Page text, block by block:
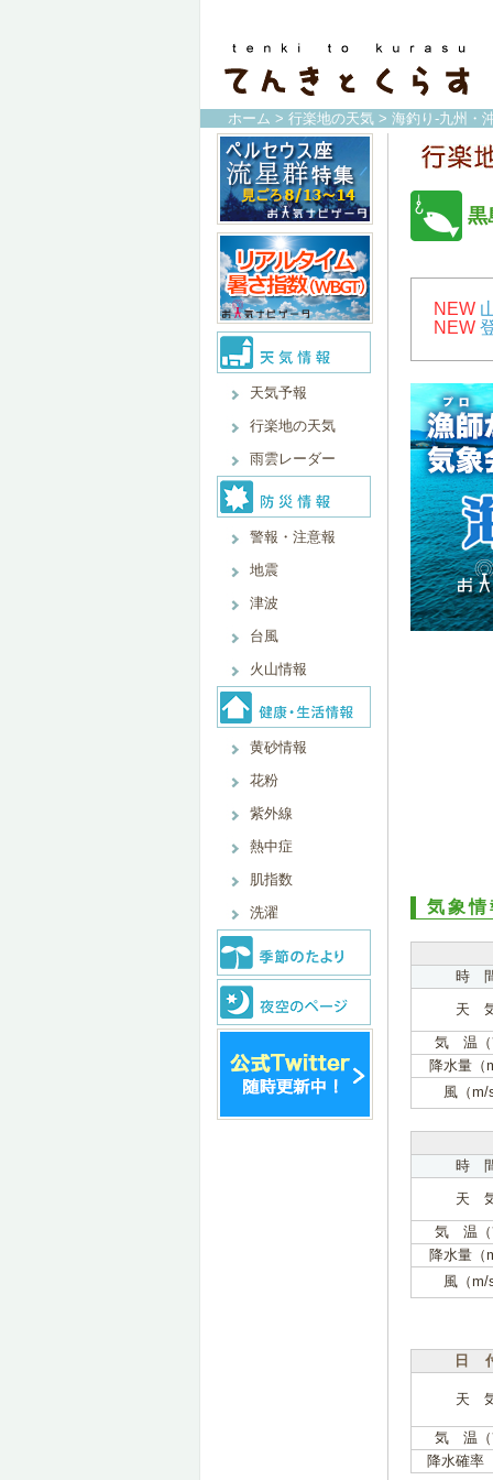
ホーム > 行楽地の天気 > 海釣り-九州・
天気予報
行楽地の天気
雨雲レーダー
警報・注意報
地震
津波
台風
火山情報
黄砂情報
花粉
紫外線
熱中症
肌指数
洗濯
黒
NEW
NEW
気象情
時
天
気 温
降水量（
風（m/
時
天
気 温
降水量（
風（m/
日
天
気 温
降水確率